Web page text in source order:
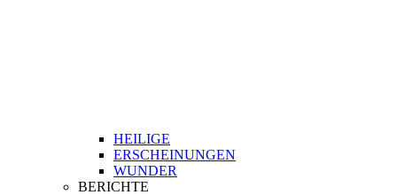
HEILIGE
ERSCHEINUNGEN
WUNDER
BERICHTE